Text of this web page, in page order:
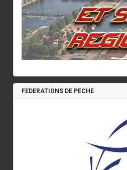
FEDERATIONS DE PECHE